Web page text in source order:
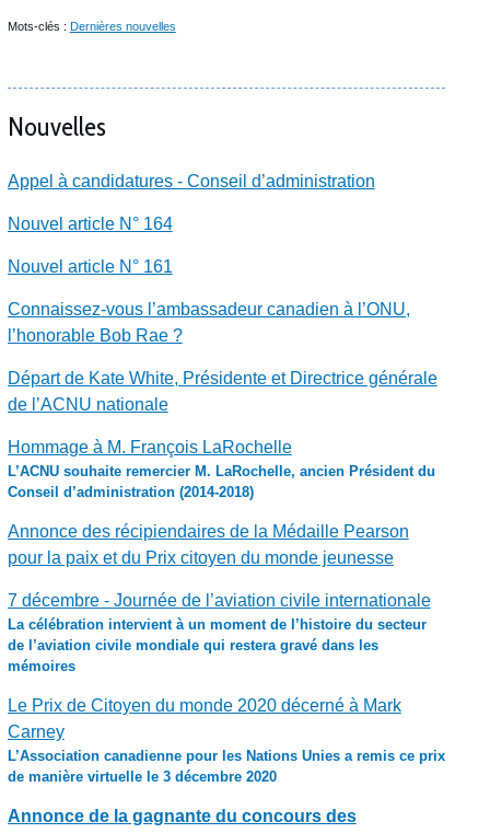
Mots-clés : Dernières nouvelles
Nouvelles
Appel à candidatures - Conseil d’administration
Nouvel article N° 164
Nouvel article N° 161
Connaissez-vous l’ambassadeur canadien à l’ONU,
l’honorable Bob Rae ?
Départ de Kate White, Présidente et Directrice générale
de l’ACNU nationale
Hommage à M. François LaRochelle
L’ACNU souhaite remercier M. LaRochelle, ancien Président du
Conseil d’administration (2014-2018)
Annonce des récipiendaires de la Médaille Pearson
pour la paix et du Prix citoyen du monde jeunesse
7 décembre - Journée de l’aviation civile internationale
La célébration intervient à un moment de l’histoire du secteur
de l’aviation civile mondiale qui restera gravé dans les
mémoires
Le Prix de Citoyen du monde 2020 décerné à Mark
Carney
L’Association canadienne pour les Nations Unies a remis ce prix
de manière virtuelle le 3 décembre 2020
Annonce de la gagnante du concours des